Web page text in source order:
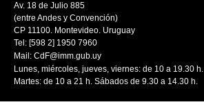
Av. 18 de Julio 885
(entre Andes y Convención)
CP 11100. Montevideo. Uruguay
Tel: [598 2] 1950 7960
Mail: CdF@imm.gub.uy
Lunes, miércoles, jueves, viernes: de 10 a 19.30 h.
Martes: de 10 a 21 h. Sábados de 9.30 a 14.30 h.